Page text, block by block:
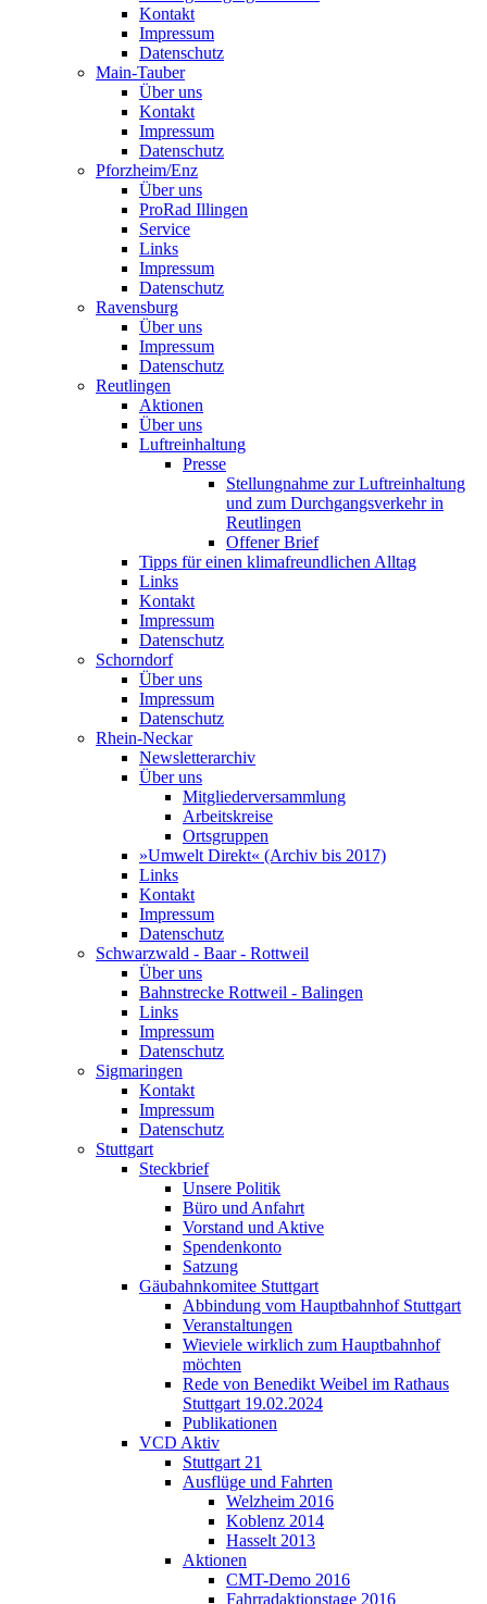
Kontakt
Impressum
Datenschutz
Main-Tauber
Über uns
Kontakt
Impressum
Datenschutz
Pforzheim/Enz
Über uns
ProRad Illingen
Service
Links
Impressum
Datenschutz
Ravensburg
Über uns
Impressum
Datenschutz
Reutlingen
Aktionen
Über uns
Luftreinhaltung
Presse
Stellungnahme zur Luftreinhaltung
und zum Durchgangsverkehr in
Reutlingen
Offener Brief
Tipps für einen klimafreundlichen Alltag
Links
Kontakt
Impressum
Datenschutz
Schorndorf
Über uns
Impressum
Datenschutz
Rhein-Neckar
Newsletterarchiv
Über uns
Mitgliederversammlung
Arbeitskreise
Ortsgruppen
»Umwelt Direkt« (Archiv bis 2017)
Links
Kontakt
Impressum
Datenschutz
Schwarzwald - Baar - Rottweil
Über uns
Bahnstrecke Rottweil - Balingen
Links
Impressum
Datenschutz
Sigmaringen
Kontakt
Impressum
Datenschutz
Stuttgart
Steckbrief
Unsere Politik
Büro und Anfahrt
Vorstand und Aktive
Spendenkonto
Satzung
Gäubahnkomitee Stuttgart
Abbindung vom Hauptbahnhof Stuttgart
Veranstaltungen
Wieviele wirklich zum Hauptbahnhof
möchten
Rede von Benedikt Weibel im Rathaus
Stuttgart 19.02.2024
Publikationen
VCD Aktiv
Stuttgart 21
Ausflüge und Fahrten
Welzheim 2016
Koblenz 2014
Hasselt 2013
Aktionen
CMT-Demo 2016
Fahrradaktionstage 2016